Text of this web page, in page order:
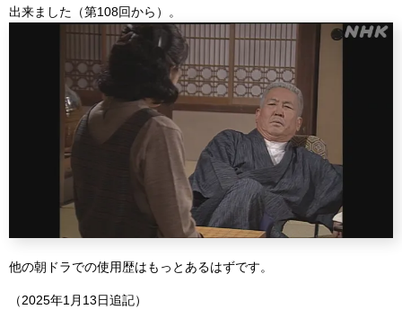
出来ました（第108回から）。
他の朝ドラでの使用歴はもっとあるはずです。
（2025年1月13日追記）